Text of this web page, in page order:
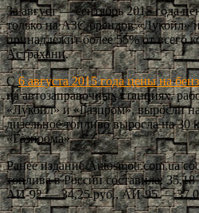
За август — сентябрь 2015 года
только на АЗС брендов «Лукойл»
принадлежит более 55% от всего
Астрахани.
С6 августа 2015 года цены на
на автозаправочных станциях,
«Лукойл» и «Газпром», выросли
дизельное топливо выросла на 30
«Газпрома».
Ранее издание Autosmotr.com.ua
топлива в России составила:
АИ-92 — 34,25 руб., АИ-95 —